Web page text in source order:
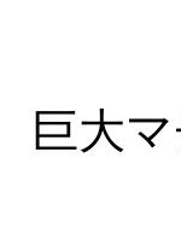
巨大